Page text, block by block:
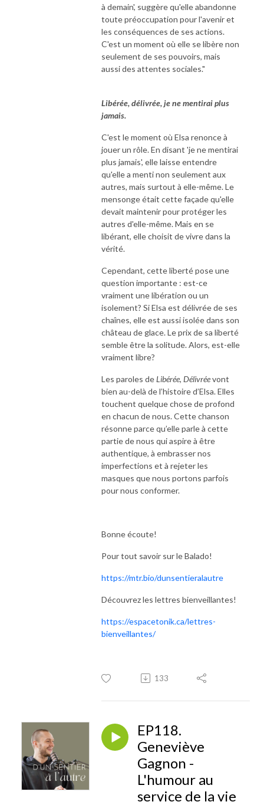
à demain', suggère qu'elle abandonne
toute préoccupation pour l'avenir et
les conséquences de ses actions.
C'est un moment où elle se libère non
seulement de ses pouvoirs, mais
aussi des attentes sociales."
Libérée, délivrée, je ne mentirai plus
jamais.
C'est le moment où Elsa renonce à
jouer un rôle. En disant 'je ne mentirai
plus jamais', elle laisse entendre
qu'elle a menti non seulement aux
autres, mais surtout à elle-même. Le
mensonge était cette façade qu'elle
devait maintenir pour protéger les
autres d'elle-même. Mais en se
libérant, elle choisit de vivre dans la
vérité.
Cependant, cette liberté pose une
question importante : est-ce
vraiment une libération ou un
isolement? Si Elsa est délivrée de ses
chaînes, elle est aussi isolée dans son
château de glace. Le prix de sa liberté
semble être la solitude. Alors, est-elle
vraiment libre?
Les paroles deLibérée, Délivréevont
bien au-delà de l’histoire d’Elsa. Elles
touchent quelque chose de profond
en chacun de nous. Cette chanson
résonne parce qu’elle parle à cette
partie de nous qui aspire à être
authentique, à embrasser nos
imperfections et à rejeter les
masques que nous portons parfois
pour nous conformer.
Bonne écoute!
Pour tout savoir sur le Balado!
https://mtr.bio/dunsentieralautre
Découvrez les lettres bienveillantes!
https://espacetonik.ca/lettres-
bienveillantes/
133
EP118.
Geneviève
Gagnon -
L'humour au
service de la vie